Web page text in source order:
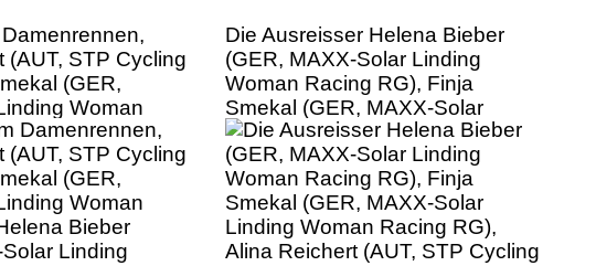
(AUT, STP Cycling
(GER,
Woman
Bieber
Linding
RG), Radsport,
50. Int. Steiner
Die Ausreisser Helena Bieber
(GER, MAXX-Solar Linding
Woman Racing RG), Finja
Smekal (GER, MAXX-Solar
Linding Woman Racing RG),
Alina Reichert (AUT, STP Cycling
Club), Radsport, Damen Radliga,
50. Int. Steiner Shopping
Erlauftaler Radsporttage